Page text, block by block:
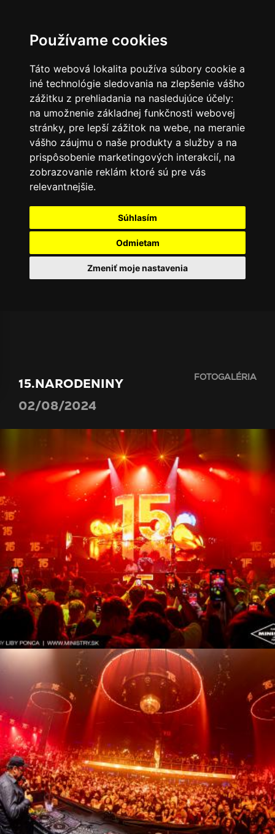
Používame cookies
Táto webová lokalita používa súbory cookie a
iné technológie sledovania na zlepšenie vášho
zážitku z prehliadania na nasledujúce účely:
na umožnenie základnej funkčnosti webovej
stránky, pre lepší zážitok na webe, na meranie
vášho záujmu o naše produkty a služby a na
prispôsobenie marketingových interakcií, na
zobrazovanie reklám ktoré sú pre vás
relevantnejšie.
Súhlasím
Odmietam
Zmeniť moje nastavenia
15.NARODENINY
02/08/2024
FOTOGALÉRIA